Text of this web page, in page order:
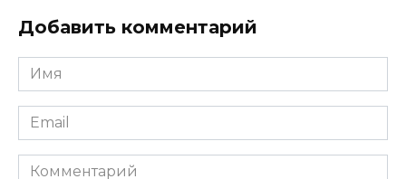
Добавить комментарий
Имя
*
Email
*
Комментарий